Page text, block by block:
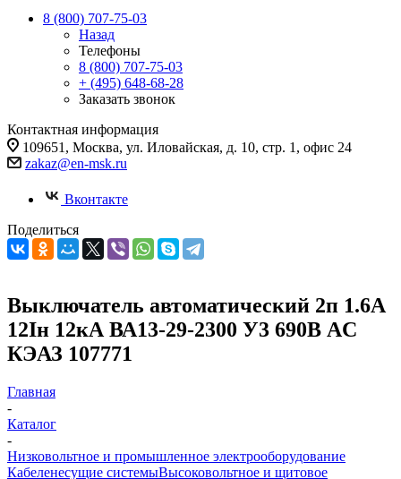
8 (800) 707-75-03
Назад
Телефоны
8 (800) 707-75-03
+ (495) 648-68-28
Заказать звонок
Контактная информация
109651, Москва, ул. Иловайская, д. 10, стр. 1, офис 24
zakaz@en-msk.ru
Вконтакте
Поделиться
Выключатель автоматический 2п 1.6А
12Iн 12кА ВА13-29-2300 У3 690В AC
КЭАЗ 107771
Главная
-
Каталог
-
Низковольтное и промышленное электрооборудование
Кабеленесущие системыВысоковольтное и щитовое